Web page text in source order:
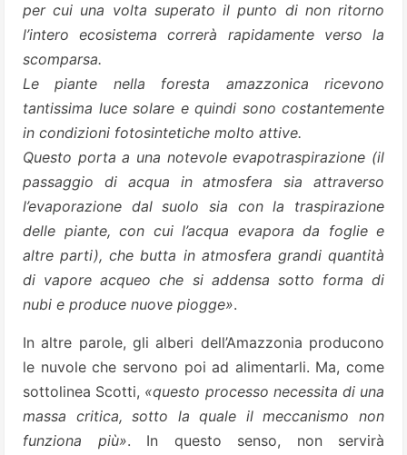
per cui una volta superato il punto di non ritorno
l’intero ecosistema correrà rapidamente verso la
scomparsa.
Le piante nella foresta amazzonica ricevono
tantissima luce solare e quindi sono costantemente
in condizioni fotosintetiche molto attive.
Questo porta a una notevole evapotraspirazione (il
passaggio di acqua in atmosfera sia attraverso
l’evaporazione dal suolo sia con la traspirazione
delle piante, con cui l’acqua evapora da foglie e
altre parti), che butta in atmosfera grandi quantità
di vapore acqueo che si addensa sotto forma di
nubi e produce nuove piogge».
In altre parole, gli alberi dell’Amazzonia producono
le nuvole che servono poi ad alimentarli. Ma, come
sottolinea Scotti, «questo processo necessita di una
massa critica, sotto la quale il meccanismo non
funziona più». In questo senso, non servirà